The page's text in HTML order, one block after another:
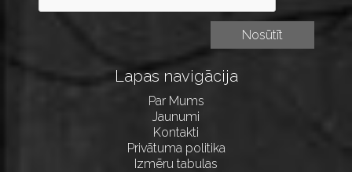
Lapas navigācija
Par Mums
Jaunumi
Kontakti
Privātuma politika
Izmēru tabulas